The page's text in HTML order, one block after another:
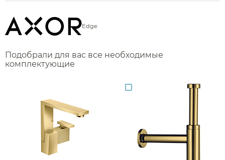
Edge
Подобрали для вас все необходимые
комплектующие